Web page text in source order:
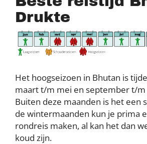
Drukte
Het hoogseizoen in Bhutan is
maart t/m mei en september t/
Buiten deze maanden is het een
de wintermaanden kun je prima
rondreis maken, al kan het dan
koud zijn.